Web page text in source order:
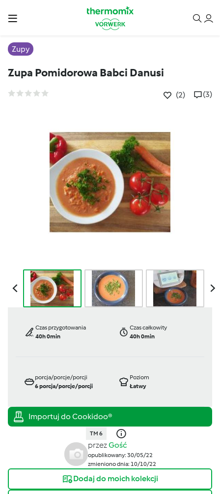
Zupy
Zupa Pomidorowa Babci Danusi
(2) (3)
Czas przygotowania
40h 0min
Czas całkowity
40h 0min
porcja/porcje/porcji
6porcja/porcje/porcji
Poziom
Łatwy
TM 6
przezGość
opublikowany: 30/05/22
zmieniono dnia: 10/10/22
Dodaj do moich kolekcji